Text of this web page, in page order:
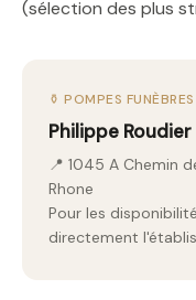
(sélection des plus
⚱️ POMPES FUNÈBRES
Philippe Roudier
📍 1045 A Chemin
Rhone
Pour les
directement